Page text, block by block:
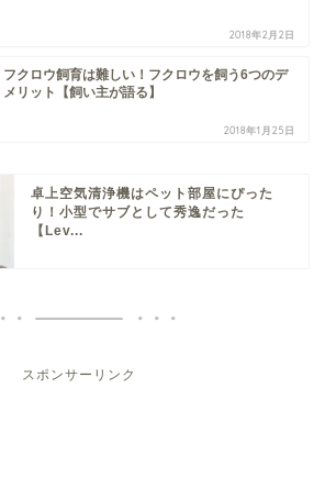
2018年2月2日
フクロウ飼育は難しい！フクロウを飼う6つのデ
メリット【飼い主が語る】
2018年1月25日
卓上空気清浄機はペット部屋にぴった
り！小型でサブとして秀逸だった
【Lev...
スポンサーリンク